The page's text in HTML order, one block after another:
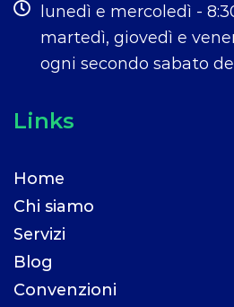
lunedì e mercoledì -
martedì, giovedì e
ogni secondo sabato
Links
Home
Chi siamo
Servizi
Blog
Convenzioni